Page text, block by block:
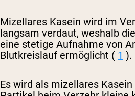
Mizellares Kasein wird im
langsam verdaut, weshalb
eine stetige Aufnahme von
Blutkreislauf ermöglicht ( 1 ).
Es wird als mizellares